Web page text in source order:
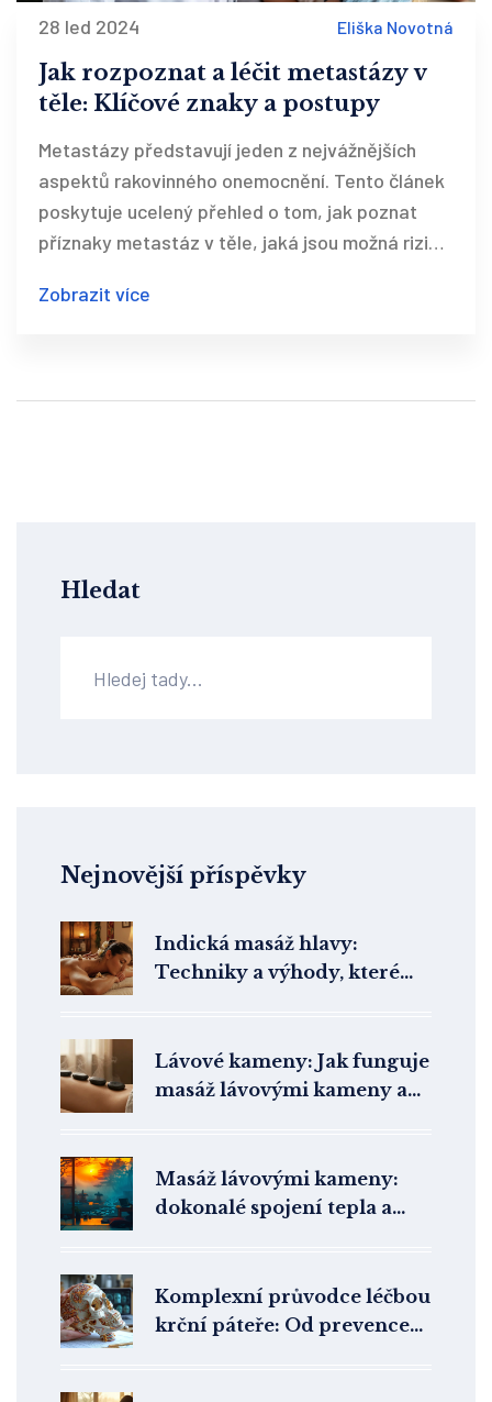
28 led 2024 Eliška Novotná
Jak rozpoznat a léčit metastázy v
těle: Klíčové znaky a postupy
Metastázy představují jeden z nejvážnějších
aspektů rakovinného onemocnění. Tento článek
poskytuje ucelený přehled o tom, jak poznat
příznaky metastáz v těle, jaká jsou možná rizika
informace o tom, jak se metastázy šíří, a nabízí
Zobrazit více
Hledat
Nejnovější příspěvky
Indická masáž hlavy:
Techniky a výhody, které
Lávové kameny: Jak funguje
masáž lávovými kameny a
Masáž lávovými kameny:
dokonalé spojení tepla a
Komplexní průvodce léčbou
krční páteře: Od prevence